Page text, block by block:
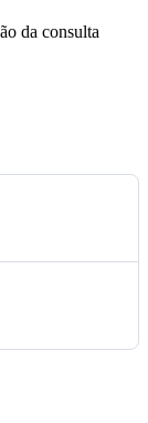
da consulta